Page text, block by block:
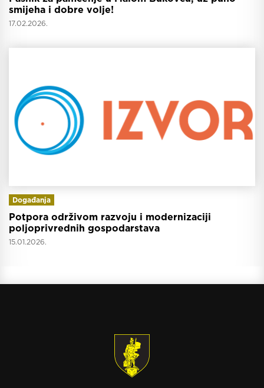
smijeha i dobre volje!
17.02.2026.
Događanja
Potpora održivom razvoju i modernizaciji
poljoprivrednih gospodarstava
15.01.2026.